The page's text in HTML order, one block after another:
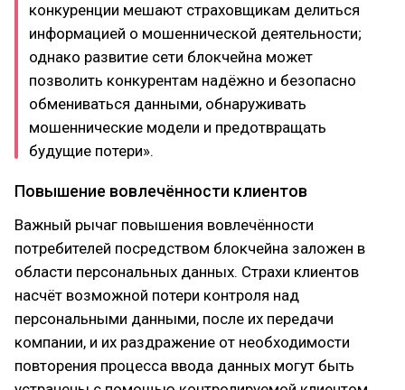
конкуренции мешают страховщикам делиться
информацией о мошеннической деятельности;
однако развитие сети блокчейна может
позволить конкурентам надёжно и безопасно
обмениваться данными, обнаруживать
мошеннические модели и предотвращать
будущие потери».
Повышение вовлечённости клиентов
Важный рычаг повышения вовлечённости
потребителей посредством блокчейна заложен в
области персональных данных. Страхи клиентов
насчёт возможной потери контроля над
персональными данными, после их передачи
компании, и их раздражение от необходимости
повторения процесса ввода данных могут быть